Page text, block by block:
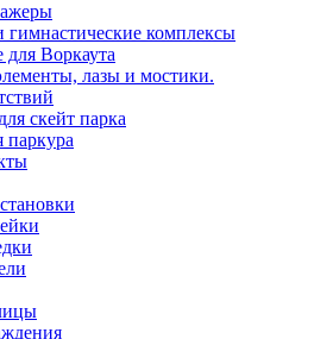
комплексы
Воркаута
лазы и мостики.
скейт парка